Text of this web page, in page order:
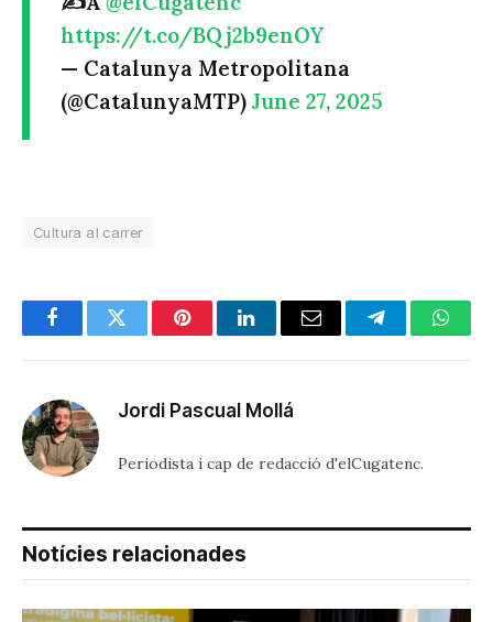
https://t.co/BQj2b9enOY
— Catalunya Metropolitana
(@CatalunyaMTP) June 27, 2025
Cultura al carrer
FacebookTwitter PinterestLinkedInEmail Telegram
Jordi Pascual Mollá
Periodista i cap de redacció d'elCugatenc.
Notícies relacionades